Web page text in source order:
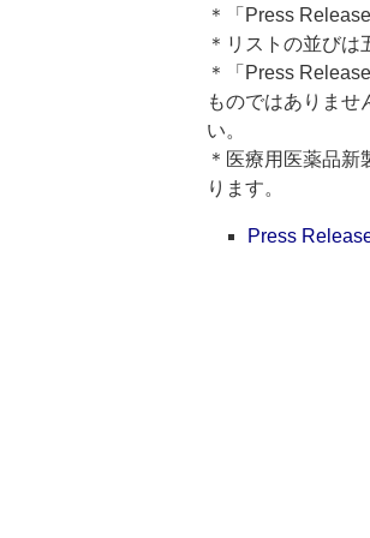
＊「Press
＊リストの並びは
＊「Press
ものではありませ
い。
＊医療用医薬品
ります。
Press